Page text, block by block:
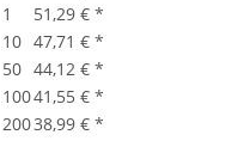
1
51,29 € *
10 47,71 € *
50 44,12 € *
10041,55 € *
20038,99 € *